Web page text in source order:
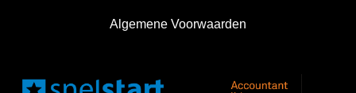
Algemene Voorwaarden